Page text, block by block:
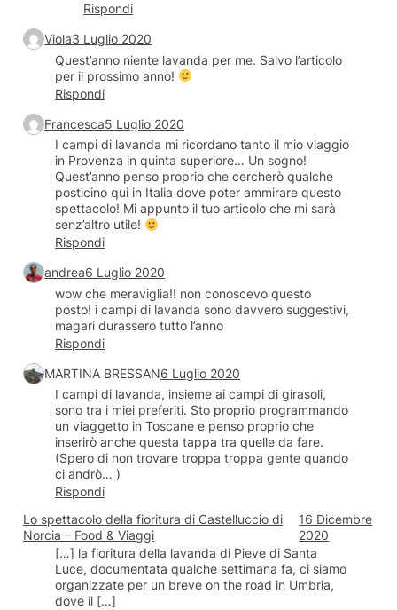
Rispondi
Viola3 Luglio 2020
Quest’anno niente lavanda per me. Salvo l’articolo
per il prossimo anno!
Rispondi
Francesca5 Luglio 2020
I campi di lavanda mi ricordano tanto il mio viaggio
in Provenza in quinta superiore… Un sogno!
Quest’anno penso proprio che cercherò qualche
posticino qui in Italia dove poter ammirare questo
spettacolo! Mi appunto il tuo articolo che mi sarà
senz’altro utile!
Rispondi
andrea6 Luglio 2020
wow che meraviglia!! non conoscevo questo
posto! i campi di lavanda sono davvero suggestivi,
magari durassero tutto l’anno
Rispondi
MARTINA BRESSAN6 Luglio 2020
I campi di lavanda, insieme ai campi di girasoli,
sono tra i miei preferiti. Sto proprio programmando
un viaggetto in Toscane e penso proprio che
inserirò anche questa tappa tra quelle da fare.
(Spero di non trovare troppa troppa gente quando
ci andrò… )
Rispondi
Lo spettacolo della fioritura di Castelluccio di
Norcia – Food & Viaggi
16 Dicembre
2020
[…] la fioritura della lavanda di Pieve di Santa
Luce, documentata qualche settimana fa, ci siamo
organizzate per un breve on the road in Umbria,
dove il […]